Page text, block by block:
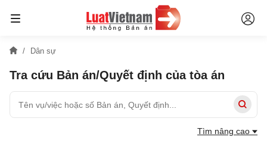
Dân sự
Tra cứu Bản án/Quyết định của tòa án
Tìm nâng cao